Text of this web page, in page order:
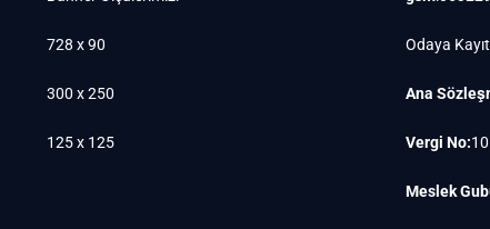
728 x 90
300 x 250
125 x 125
Odaya
Ana
Vergi No:
Meslek